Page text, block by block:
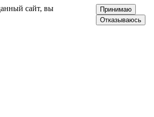
сайт, вы
Принимаю
Отказываюсь